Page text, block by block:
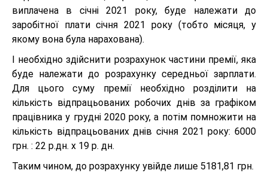
виплачена в січні 2021 року, буде належати до
заробітної плати січня 2021 року (тобто місяця, у
якому вона була нарахована).
І необхідно здійснити розрахунок частини премії, яка
буде належати до розрахунку середньої зарплати.
Для цього суму премії необхідно розділити на
кількість відпрацьованих робочих днів за графіком
працівника у грудні 2020 року, а потім помножити на
кількість відпрацьованих днів січня 2021 року: 6000
грн. : 22 р.дн. х 19 р. дн.
Таким чином, до розрахунку увійде лише 5181,81 грн.